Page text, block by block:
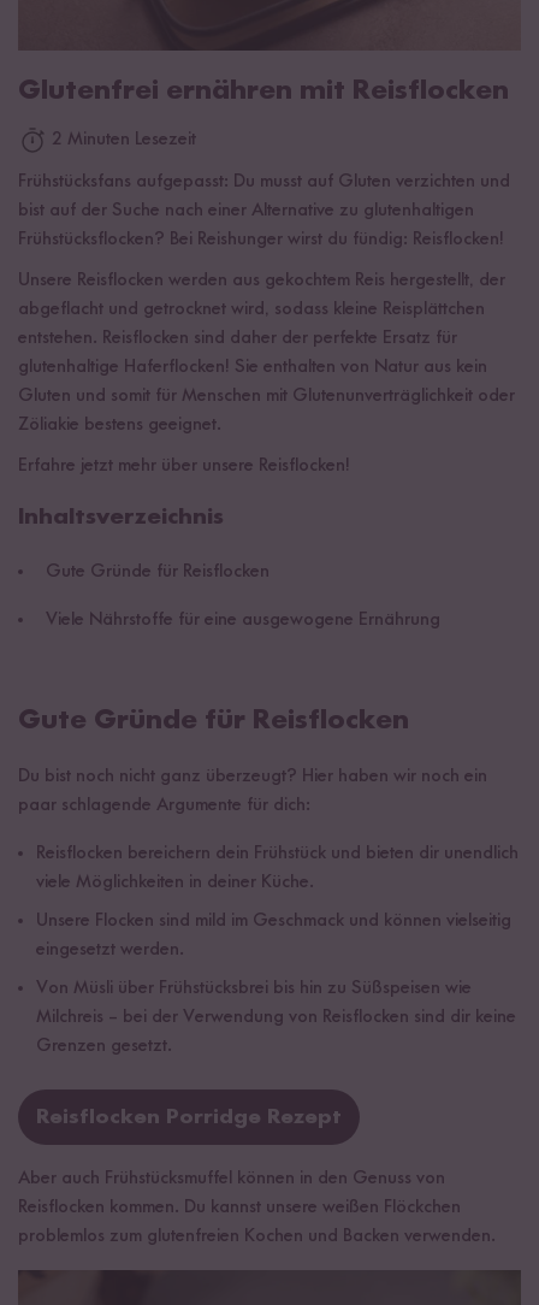
Glutenfrei ernähren mit Reisflocken
2 Minuten Lesezeit
Frühstücksfans aufgepasst: Du musst auf Gluten verzichten und
bist auf der Suche nach einer Alternative zu glutenhaltigen
Frühstücksflocken? Bei Reishunger wirst du fündig: Reisflocken!
Unsere Reisflocken werden aus gekochtem Reis hergestellt, der
abgeflacht und getrocknet wird, sodass kleine Reisplättchen
entstehen. Reisflocken sind daher der perfekte Ersatz für
glutenhaltige Haferflocken! Sie enthalten von Natur aus kein
Gluten und somit für Menschen mit Glutenunverträglichkeit oder
Zöliakie bestens geeignet.
Erfahre jetzt mehr über unsere Reisflocken!
Inhaltsverzeichnis
Gute Gründe für Reisflocken
Viele Nährstoffe für eine ausgewogene Ernährung
Gute Gründe für Reisflocken
Du bist noch nicht ganz überzeugt? Hier haben wir noch ein
paar schlagende Argumente für dich:
Reisflocken bereichern dein Frühstück und bieten dir unendlich
viele Möglichkeiten in deiner Küche.
Unsere Flocken sind mild im Geschmack und können vielseitig
eingesetzt werden.
Von Müsli über Frühstücksbrei bis hin zu Süßspeisen wie
Milchreis – bei der Verwendung von Reisflocken sind dir keine
Grenzen gesetzt.
Reisflocken Porridge Rezept
Aber auch Frühstücksmuffel können in den Genuss von
Reisflocken kommen. Du kannst unsere weißen Flöckchen
problemlos zum glutenfreien Kochen und Backen verwenden.